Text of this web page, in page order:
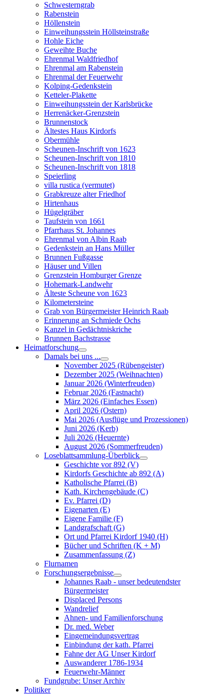
Schwesterngrab
Rabenstein
Höllenstein
Einweihungsstein Höllsteinstraße
Hohle Eiche
Geweihte Buche
Ehrenmal Waldfriedhof
Ehrenmal am Rabenstein
Ehrenmal der Feuerwehr
Kolping-Gedenkstein
Ketteler-Plakette
Einweihungsstein der Karlsbrücke
Herrenäcker-Grenzstein
Brunnenstock
Ältestes Haus Kirdorfs
Obermühle
Scheunen-Inschrift von 1623
Scheunen-Inschrift von 1810
Scheunen-Inschrift von 1818
Speierling
villa rustica (vermutet)
Grabkreuze alter Friedhof
Hirtenhaus
Hügelgräber
Taufstein von 1661
Pfarrhaus St. Johannes
Ehrenmal von Albin Raab
Gedenkstein an Hans Müller
Brunnen Fußgasse
Häuser und Villen
Grenzstein Homburger Grenze
Hohemark-Landwehr
Älteste Scheune von 1623
Kilometersteine
Grab von Bürgermeister Heinrich Raab
Erinnerung an Schmiede Ochs
Kanzel in Gedächtniskriche
Brunnen Bachstrasse
Heimatforschung
Damals bei uns ...
November 2025 (Rübengeister)
Dezember 2025 (Weihnachten)
Januar 2026 (Winterfreuden)
Februar 2026 (Fastnacht)
März 2026 (Einfaches Essen)
April 2026 (Ostern)
Mai 2026 (Ausflüge und Prozessionen)
Juni 2026 (Kerb)
Juli 2026 (Heuernte)
August 2026 (Sommerfreuden)
Loseblattsammlung-Überblick
Geschichte vor 892 (V)
Kirdorfs Geschichte ab 892 (A)
Katholische Pfarrei (B)
Kath. Kirchengebäude (C)
Ev. Pfarrei (D)
Eigenarten (E)
Eigene Familie (F)
Landgrafschaft (G)
Ort und Pfarrei Kirdorf 1940 (H)
Bücher und Schriften (K + M)
Zusammenfassung (Z)
Flurnamen
Forschungsergebnisse
Johannes Raab - unser bedeutendster
Bürgermeister
Displaced Persons
Wandrelief
Ahnen- und Familienforschung
Dr. med. Weber
Eingemeindungsvertrag
Einbindung der kath. Pfarrei
Fahne der AG Unser Kirdorf
Auswanderer 1786-1934
Feuerwehr-Männer
Fundgrube: Unser Archiv
Politiker